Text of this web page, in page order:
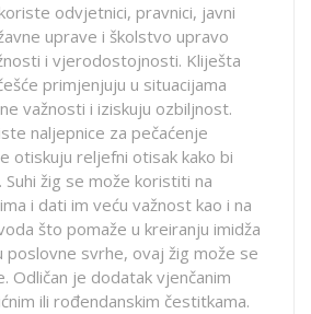
odvjetnici, pravnici, javni
uprave i školstvo upravo
i vjerodostojnosti. Kliješta
primjenjuju u situacijama
važnosti i iziskuju ozbiljnost.
naljepnice za pečaćenje
otiskuju reljefni otisak kako bi
žig se može koristiti na
i dati im veću važnost kao i na
što pomaže u kreiranju imidža
poslovne svrhe, ovaj žig može se
Odličan je dodatak vjenčanim
ili rođendanskim čestitkama.